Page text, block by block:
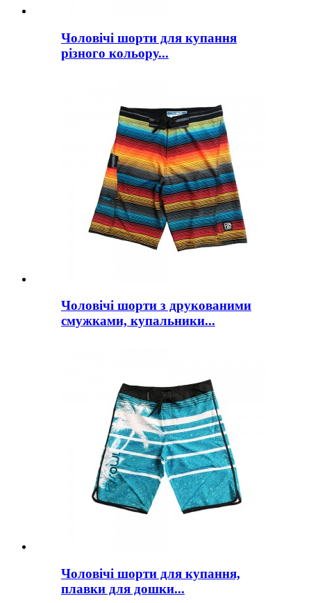
Чоловічі шорти для купання
різного кольору...
Чоловічі шорти з друкованими
смужками, купальники...
Чоловічі шорти для купання,
плавки для дошки...